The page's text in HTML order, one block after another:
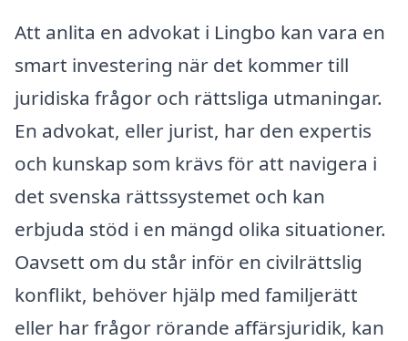
Att anlita en advokat i Lingbo kan vara en
smart investering när det kommer till
juridiska frågor och rättsliga utmaningar.
En advokat, eller jurist, har den expertis
och kunskap som krävs för att navigera i
det svenska rättssystemet och kan
erbjuda stöd i en mängd olika situationer.
Oavsett om du står inför en civilrättslig
konflikt, behöver hjälp med familjerätt
eller har frågor rörande affärsjuridik, kan